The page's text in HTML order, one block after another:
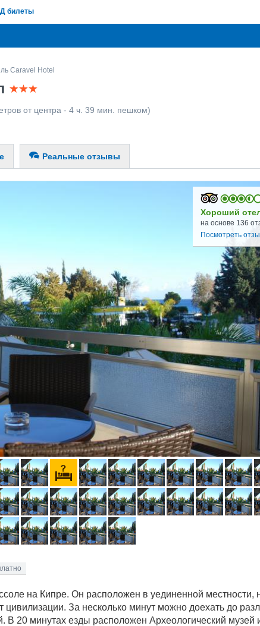
билеты
Caravel Hotel
от центра - 4 ч. 39 мин. пешком)
Реальные отзывы
Хороший
на основе 136
Посмотреть
на Кипре. Он расположен в уединенной местности,
цивилизации. За несколько минут можно доехать до
В 20 минутах езды расположен Археологический музей